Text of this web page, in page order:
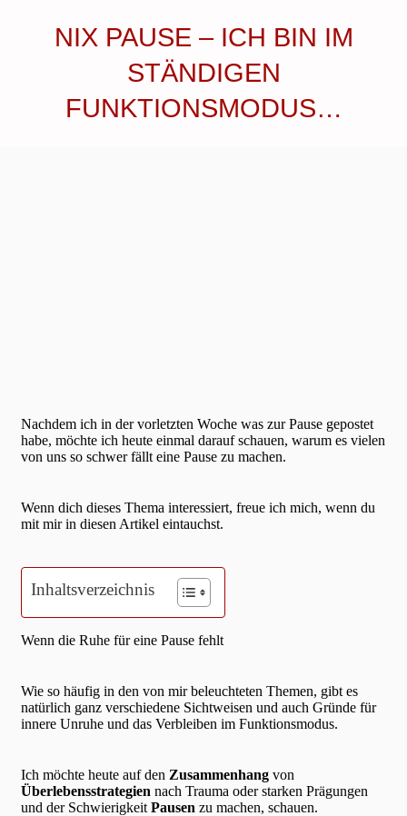
NIX PAUSE – ICH BIN IM
STÄNDIGEN
FUNKTIONSMODUS…
Nachdem ich in der vorletzten Woche was zur Pause gepostet
habe, möchte ich heute einmal darauf schauen, warum es vielen
von uns so schwer fällt eine Pause zu machen.
Wenn dich dieses Thema interessiert, freue ich mich, wenn du
mit mir in diesen Artikel eintauchst.
Inhaltsverzeichnis
Wenn die Ruhe für eine Pause fehlt
Wie so häufig in den von mir beleuchteten Themen, gibt es
natürlich ganz verschiedene Sichtweisen und auch Gründe für
innere Unruhe und das Verbleiben im Funktionsmodus.
Ich möchte heute auf den Zusammenhangvon
Überlebensstrategien nach Trauma oder starken Prägungen
und der Schwierigkeit Pausen zu machen, schauen.